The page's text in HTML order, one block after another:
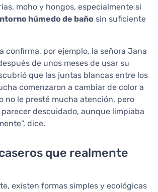
moho y hongos, especialmente si
húmedo de baño sin suficiente
confirma, por ejemplo, la señora Jana
de unos meses de usar su
que las juntas blancas entre los
comenzaron a cambiar de color a
no le presté mucha atención, pero
parecer descuidado, aunque limpiaba
dice.
que realmente
existen formas simples y ecológicas